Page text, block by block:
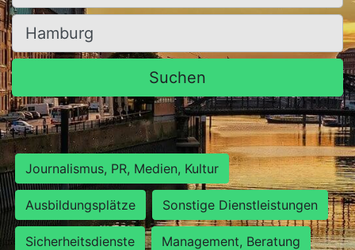
Ort, Stadt
Suchen
Journalismus, PR, Medien, Kultur
Ausbildungsplätze Sonstige Dienstleistungen
Sicherheitsdienste Management, Beratung